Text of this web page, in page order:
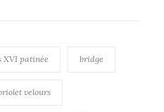
XVI patinée bridge
velours